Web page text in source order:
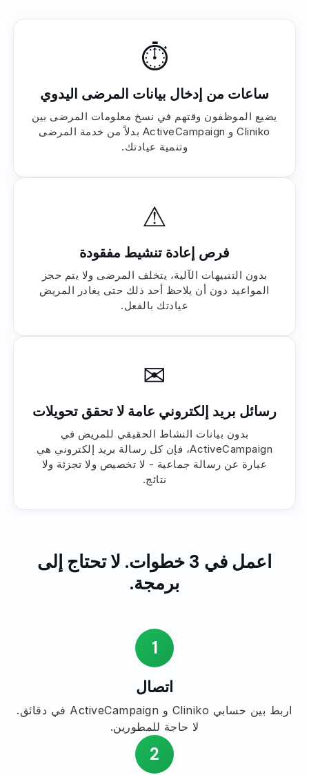
⏱
ساعات من إدخال بيانات المرضى اليدوي
يضيع الموظفون وقتهم في نسخ معلومات المرضى بين
Cliniko و ActiveCampaign بدلاً من خدمة المرضى
وتنمية عيادتك.
⚠
فرص إعادة تنشيط مفقودة
بدون التنبيهات الآلية، يتخلف المرضى ولا يتم حجز
المواعيد دون أن يلاحظ أحد ذلك حتى يغادر المريض
عيادتك بالفعل.
✉
رسائل بريد إلكتروني عامة لا تحقق تحويلات
بدون بيانات النشاط الحقيقي للمريض في
ActiveCampaign، فإن كل رسالة بريد إلكتروني هي
عبارة عن رسالة جماعية - لا تخصيص ولا تجزئة ولا
نتائج.
اعمل في 3 خطوات. لا تحتاج إلى
برمجة.
1
اتصال
اربط بين حسابي Cliniko و ActiveCampaign في دقائق.
لا حاجة للمطورين.
2